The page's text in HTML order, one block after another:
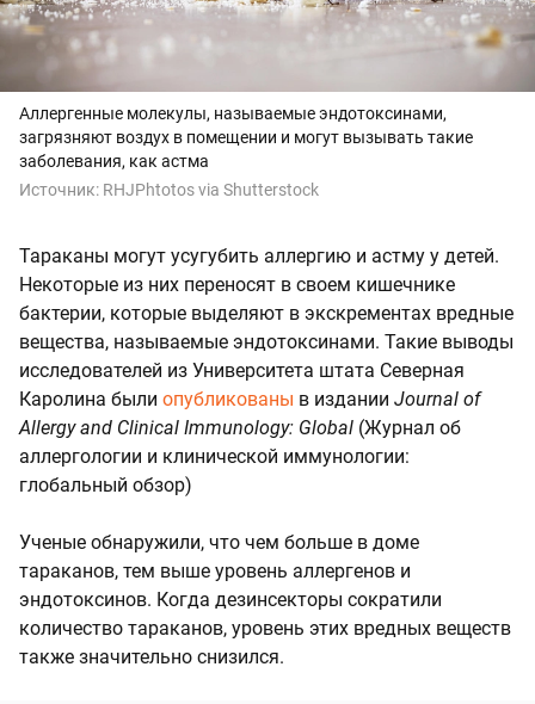
Аллергенные молекулы, называемые эндотоксинами,
загрязняют воздух в помещении и могут вызывать такие
заболевания, как астма
Источник: RHJPhtotos via Shutterstock
Тараканы могут усугубить аллергию и астму у детей.
Некоторые из них переносят в своем кишечнике
бактерии, которые выделяют в экскрементах вредные
вещества, называемые эндотоксинами. Такие выводы
исследователей из Университета штата Северная
Каролина были опубликованы в издании Journal of
Allergy and Clinical Immunology: Global (Журнал об
аллергологии и клинической иммунологии:
глобальный обзор)
Ученые обнаружили, что чем больше в доме
тараканов, тем выше уровень аллергенов и
эндотоксинов. Когда дезинсекторы сократили
количество тараканов, уровень этих вредных веществ
также значительно снизился.